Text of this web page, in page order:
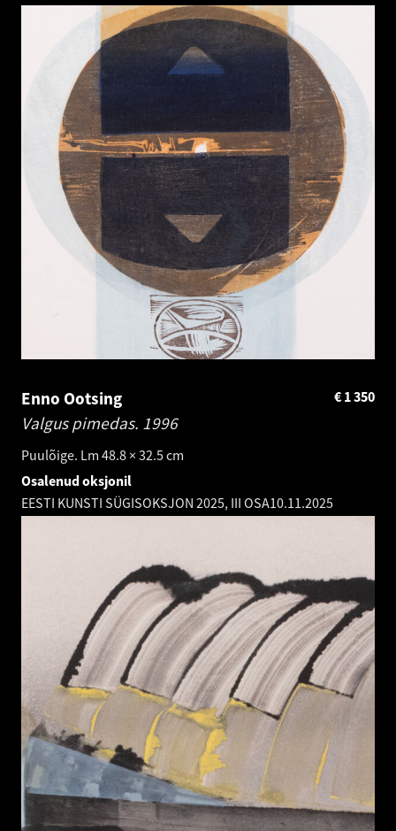
Enno Ootsing
Valgus pimedas. 1996
Puulõige. Lm 48.8 × 32.5 cm
1 350
€
Osalenud oksjonil
EESTI KUNSTI SÜGISOKSJON 2025, III OSA10.11.2025